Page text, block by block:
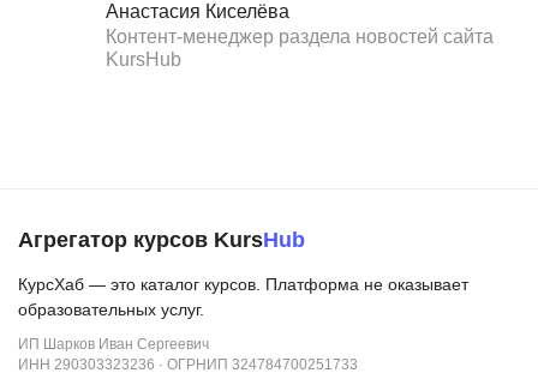
Анастасия Киселёва
Контент-менеджер раздела новостей сайта
KursHub
Агрегатор курсов KursHub
КурсХаб — это каталог курсов. Платформа не оказывает
образовательных услуг.
ИП Шарков Иван Сергеевич
ИНН 290303323236 · ОГРНИП 324784700251733